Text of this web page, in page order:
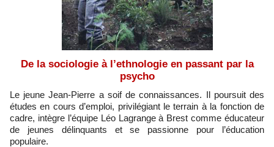
De la sociologie à l’ethnologie en passant par la
psycho
Le jeune Jean-Pierre a soif de connaissances. Il poursuit des
études en cours d’emploi, privilégiant le terrain à la fonction de
cadre, intègre l’équipe Léo Lagrange à Brest comme éducateur
de jeunes délinquants et se passionne pour l’éducation
populaire.